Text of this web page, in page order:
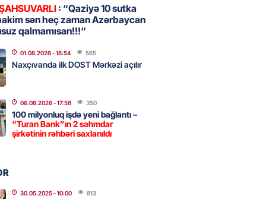
Səudiyyə Ərəbistanı və
arasında Məkkə müdafiə
bu silahı verməkdən
ABŞ-ın özünün bu raketlərə
: “Qaziyə 10 sutka
sən heç zaman Azərbaycan
qalmamısan!!!“
01.08.2026- 18:54 565
Naxçıvanda ilk DOST Mərkəzi açılır
06.08.2026- 17:58 350
100 milyonluq işdə yeni bağlantı –
“Turan Bank”ın 2 səhmdar
şirkətinin rəhbəri saxlanıldı
30.05.2025- 10:00 813